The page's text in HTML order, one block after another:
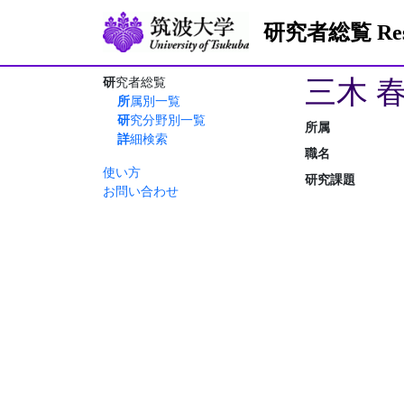
研究者総覧
研究者総覧
所属別一覧
研究分野別一覧
詳細検索
使い方
お問い合わせ
三木
所属
職名
研究課題